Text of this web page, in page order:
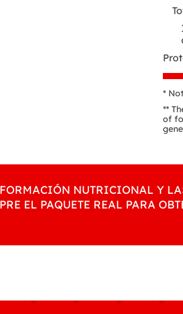
*
**
of
NUTRICIONAL Y
EL PAQUETE REAL PARA